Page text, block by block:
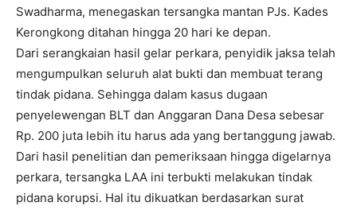
Swadharma, menegaskan tersangka mantan PJs. Kades
Kerongkong ditahan hingga 20 hari ke depan.
Dari serangkaian hasil gelar perkara, penyidik jaksa telah
mengumpulkan seluruh alat bukti dan membuat terang
tindak pidana. Sehingga dalam kasus dugaan
penyelewengan BLT dan Anggaran Dana Desa sebesar
Rp. 200 juta lebih itu harus ada yang bertanggung jawab.
Dari hasil penelitian dan pemeriksaan hingga digelarnya
perkara, tersangka LAA ini terbukti melakukan tindak
pidana korupsi. Hal itu dikuatkan berdasarkan surat